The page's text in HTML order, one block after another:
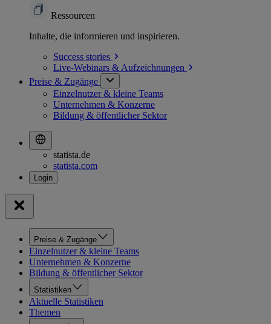
Ressourcen
Inhalte, die informieren und inspirieren.
Success stories
Live-Webinars & Aufzeichnungen
Preise & Zugänge
Einzelnutzer & kleine Teams
Unternehmen & Konzerne
Bildung & öffentlicher Sektor
statista.de
statista.com
Preise & Zugänge
Einzelnutzer & kleine Teams
Unternehmen & Konzerne
Bildung & öffentlicher Sektor
Statistiken
Aktuelle Statistiken
Themen